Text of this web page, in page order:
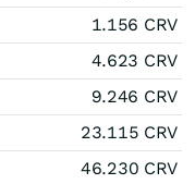
1.156 CRV
4.623 CRV
9.246 CRV
23.115 CRV
46.230 CRV